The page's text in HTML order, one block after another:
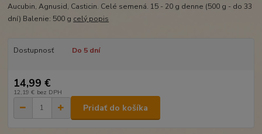
Aucubin, Agnusid, Casticin. Celé semená. 15 - 20 g denne (500 g - do 33
dní) Balenie: 500 g celý popis
Dostupnosť Do 5 dní
14,99 €
12,19 € bez DPH
Pridať do košíka